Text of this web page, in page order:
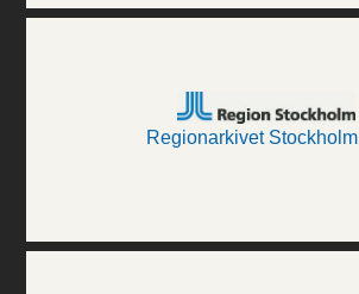
Regionarkivet Stockholm